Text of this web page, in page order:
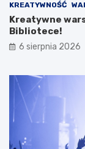
KREATYWNOŚĆ
Kreatywne
Bibliotece!
6 sierpnia 2026